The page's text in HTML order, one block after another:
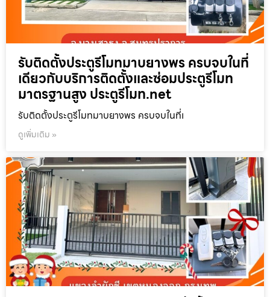
รับติดตั้งประตูรีโมทมาบยางพร ครบจบในที่
เดียวกับบริการติดตั้งและซ่อมประตูรีโมท
มาตรฐานสูง ประตูรีโมท.net
รับติดตั้งประตูรีโมทมาบยางพร ครบจบในที่เ
ดูเพิ่มเติม »